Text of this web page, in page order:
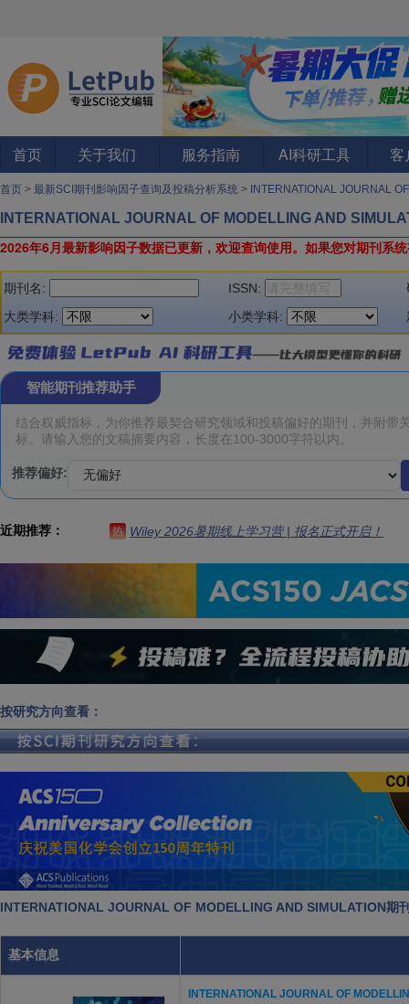
首页 关于我们 服务指南 AI科研工具 客
首页 > 最新SCI期刊影响因子查询及投稿分析系统 > INTERNATIONAL JOURNAL
INTERNATIONAL JOURNAL OF MODELLING AND
2026年6月最新影响因子数据已更新，欢迎查询使用。 如果您对期刊系
期刊名: ISSN:
大类学科:
小类学科:
智能期刊推荐助手
推荐偏好:
近期推荐： 热 Wiley 2026暑期线上学习营 | 报名正式开启！
按研究方向查看：
INTERNATIONAL JOURNAL OF MODELLING AND SIMULATION期
基本信息
INTERNATIONAL JOURNAL OF